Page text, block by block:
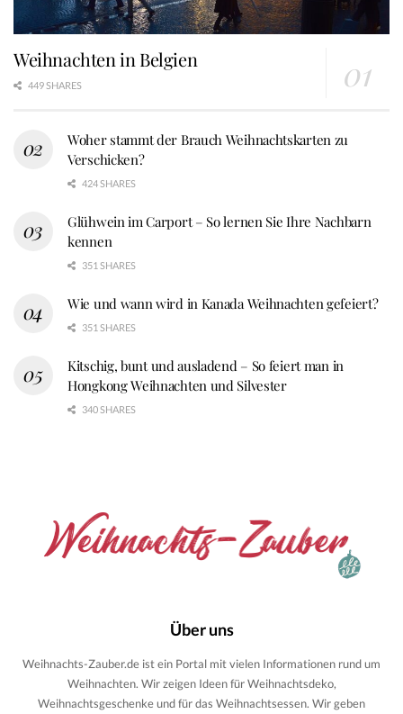
Weihnachten in Belgien
449 SHARES
Woher stammt der Brauch Weihnachtskarten zu
Verschicken?
424 SHARES
Glühwein im Carport – So lernen Sie Ihre Nachbarn
kennen
351 SHARES
Wie und wann wird in Kanada Weihnachten gefeiert?
351 SHARES
Kitschig, bunt und ausladend – So feiert man in
Hongkong Weihnachten und Silvester
340 SHARES
Über uns
Weihnachts-Zauber.de ist ein Portal mit vielen Informationen rund um
Weihnachten. Wir zeigen Ideen für Weihnachtsdeko,
Weihnachtsgeschenke und für das Weihnachtsessen. Wir geben